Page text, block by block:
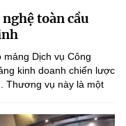
toàn cầu
Dịch vụ Công
kinh doanh chiến lược
Thương vụ này là một